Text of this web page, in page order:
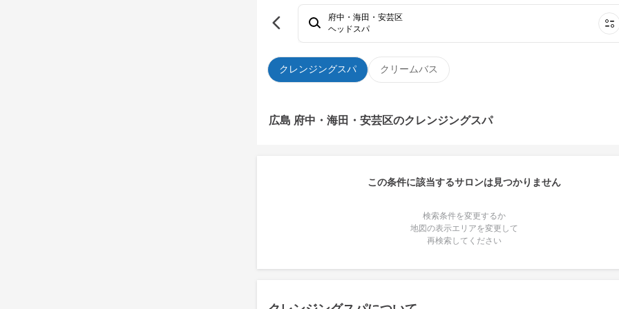
クレンジングスパ クリームバス
府中・海田・安芸区
ヘッドスパ
広島 府中・海田・安芸区のクレンジングスパ
この条件に該当するサロンは見つかりません
検索条件を変更するか
地図の表示エリアを変更して
再検索してください